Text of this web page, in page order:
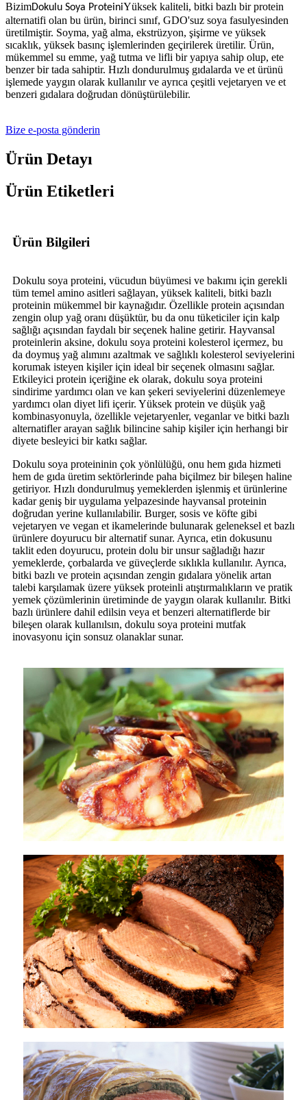
BizimDokulu Soya ProteiniYüksek kaliteli, bitki bazlı bir protein
alternatifi olan bu ürün, birinci sınıf, GDO'suz soya fasulyesinden
üretilmiştir. Soyma, yağ alma, ekstrüzyon, şişirme ve yüksek
sıcaklık, yüksek basınç işlemlerinden geçirilerek üretilir. Ürün,
mükemmel su emme, yağ tutma ve lifli bir yapıya sahip olup, ete
benzer bir tada sahiptir. Hızlı dondurulmuş gıdalarda ve et ürünü
işlemede yaygın olarak kullanılır ve ayrıca çeşitli vejetaryen ve et
benzeri gıdalara doğrudan dönüştürülebilir.
Bize e-posta gönderin
Ürün Detayı
Ürün Etiketleri
Ürün Bilgileri
Dokulu soya proteini, vücudun büyümesi ve bakımı için gerekli
tüm temel amino asitleri sağlayan, yüksek kaliteli, bitki bazlı
proteinin mükemmel bir kaynağıdır. Özellikle protein açısından
zengin olup yağ oranı düşüktür, bu da onu tüketiciler için kalp
sağlığı açısından faydalı bir seçenek haline getirir. Hayvansal
proteinlerin aksine, dokulu soya proteini kolesterol içermez, bu
da doymuş yağ alımını azaltmak ve sağlıklı kolesterol seviyelerini
korumak isteyen kişiler için ideal bir seçenek olmasını sağlar.
Etkileyici protein içeriğine ek olarak, dokulu soya proteini
sindirime yardımcı olan ve kan şekeri seviyelerini düzenlemeye
yardımcı olan diyet lifi içerir. Yüksek protein ve düşük yağ
kombinasyonuyla, özellikle vejetaryenler, veganlar ve bitki bazlı
alternatifler arayan sağlık bilincine sahip kişiler için herhangi bir
diyete besleyici bir katkı sağlar.
Dokulu soya proteininin çok yönlülüğü, onu hem gıda hizmeti
hem de gıda üretim sektörlerinde paha biçilmez bir bileşen haline
getiriyor. Hızlı dondurulmuş yemeklerden işlenmiş et ürünlerine
kadar geniş bir uygulama yelpazesinde hayvansal proteinin
doğrudan yerine kullanılabilir. Burger, sosis ve köfte gibi
vejetaryen ve vegan et ikamelerinde bulunarak geleneksel et bazlı
ürünlere doyurucu bir alternatif sunar. Ayrıca, etin dokusunu
taklit eden doyurucu, protein dolu bir unsur sağladığı hazır
yemeklerde, çorbalarda ve güveçlerde sıklıkla kullanılır. Ayrıca,
bitki bazlı ve protein açısından zengin gıdalara yönelik artan
talebi karşılamak üzere yüksek proteinli atıştırmalıkların ve pratik
yemek çözümlerinin üretiminde de yaygın olarak kullanılır. Bitki
bazlı ürünlere dahil edilsin veya et benzeri alternatiflerde bir
bileşen olarak kullanılsın, dokulu soya proteini mutfak
inovasyonu için sonsuz olanaklar sunar.